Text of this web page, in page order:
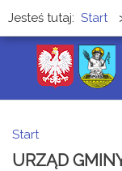
Jesteś tutaj: Start
Start
URZĄD